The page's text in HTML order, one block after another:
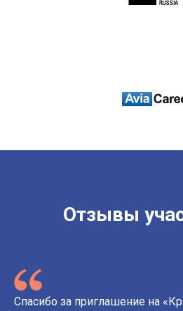
Отзывы
Спасибо за приглашение на